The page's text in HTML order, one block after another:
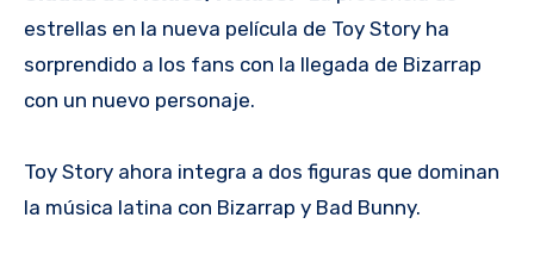
estrellas en la nueva película de Toy Story ha
sorprendido a los fans con la llegada de Bizarrap
con un nuevo personaje.
Toy Story ahora integra a dos figuras que dominan
la música latina con Bizarrap y Bad Bunny.